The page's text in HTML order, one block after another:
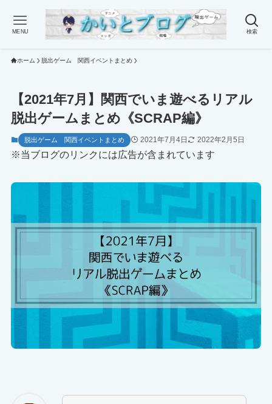
検索
MENU
ホーム 脱出ゲーム 関西イベントまとめ
【2021年7月】関西でいま遊べるリアル
脱出ゲームまとめ《SCRAP編》
脱出ゲーム 関西イベントまとめ 2021年7月4日 2022年2月5日
※当ブログのリンクには広告が含まれています